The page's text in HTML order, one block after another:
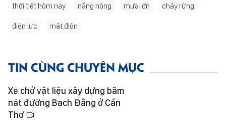
thời tiết hôm nay nắng nóng mưa lớn cháy rừng
điện lực mất điện
TIN CÙNG CHUYÊN MỤC
Xe chở vật liệu xây dựng băm
nát đường Bạch Đằng ở Cần
Thơ